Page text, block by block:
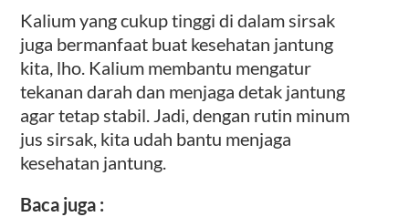
Kalium yang cukup tinggi di dalam sirsak
juga bermanfaat buat kesehatan jantung
kita, lho. Kalium membantu mengatur
tekanan darah dan menjaga detak jantung
agar tetap stabil. Jadi, dengan rutin minum
jus sirsak, kita udah bantu menjaga
kesehatan jantung.
Baca juga :